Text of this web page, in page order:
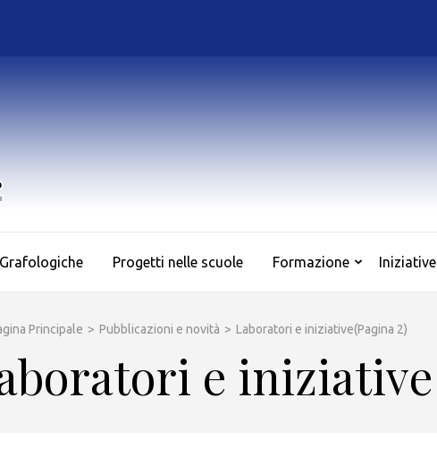
AS.SO.GRAF.
Progetti nelle scuole Formazione Iniziative
Principale > Pubblicazioni e novità > Laboratori e iniziative(Pagina 2)
e iniziative